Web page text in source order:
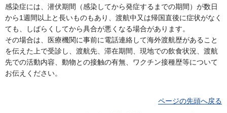
感染症には、潜伏期間（感染してから発症するまでの期間）が数日
から1週間以上と長いものもあり、渡航中又は帰国直後に症状がなく
ても、しばらくしてから具合が悪くなる場合があります。
その場合は、医療機関に事前に電話連絡して海外渡航歴があること
を伝えた上で受診し、渡航先、滞在期間、現地での飲食状況、渡航
先での活動内容、動物との接触の有無、ワクチン接種歴等について
お伝えください。
ページの先頭へ戻る